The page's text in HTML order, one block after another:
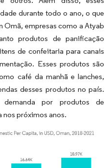
durante todo o ano, o que
Omã, empresas como a Atyab
produtos de panificação
de confeitaria para canais
Esses produtos são
café da manhã e lanches,
desses produtos no país.
demanda por produtos de
próximos anos.